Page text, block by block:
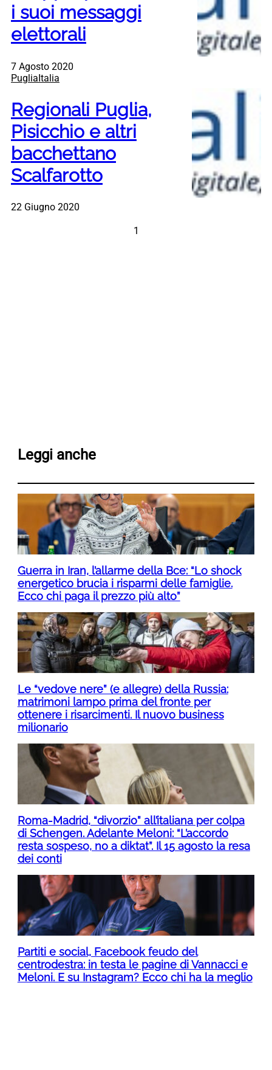
i suoi messaggi
elettorali
7 Agosto 2020
PugliaItalia
Regionali Puglia,
Pisicchio e altri
bacchettano
Scalfarotto
22 Giugno 2020
1
Leggi anche
Guerra in Iran, l’allarme della Bce: “Lo shock
energetico brucia i risparmi delle famiglie.
Ecco chi paga il prezzo più alto”
Le “vedove nere” (e allegre) della Russia:
matrimoni lampo prima del fronte per
ottenere i risarcimenti. Il nuovo business
milionario
Roma-Madrid, “divorzio” all’italiana per colpa
di Schengen. Adelante Meloni: “L’accordo
resta sospeso, no a diktat”. Il 15 agosto la resa
dei conti
Partiti e social, Facebook feudo del
centrodestra: in testa le pagine di Vannacci e
Meloni. E su Instagram? Ecco chi ha la meglio